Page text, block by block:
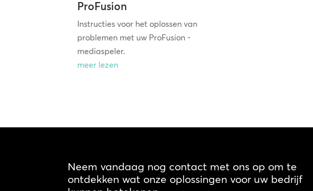
ProFusion
Instructies voor het oplossen van
problemen met uw ProFusion -
mediaspeler.
meer lezen
Neem vandaag nog contact met ons op om te
ontdekken wat onze oplossingen voor uw bedrijf